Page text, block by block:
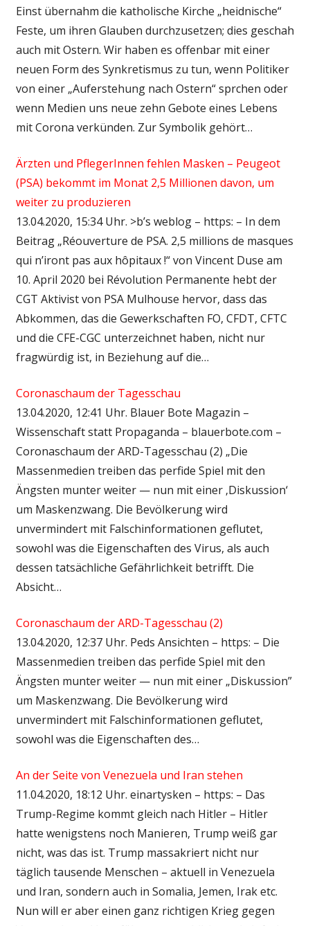
Einst übernahm die katholische Kirche „heidnische“
Feste, um ihren Glauben durchzusetzen; dies geschah
auch mit Ostern. Wir haben es offenbar mit einer
neuen Form des Synkretismus zu tun, wenn Politiker
von einer „Auferstehung nach Ostern“ sprchen oder
wenn Medien uns neue zehn Gebote eines Lebens
mit Corona verkünden. Zur Symbolik gehört…
Ärzten und PflegerInnen fehlen Masken – Peugeot
(PSA) bekommt im Monat 2,5 Millionen davon, um
weiter zu produzieren
13.04.2020, 15:34 Uhr. >b’s weblog – https: – In dem
Beitrag „Réouverture de PSA. 2,5 millions de masques
qui n’iront pas aux hôpitaux !“ von Vincent Duse am
10. April 2020 bei Révolution Permanente hebt der
CGT Aktivist von PSA Mulhouse hervor, dass das
Abkommen, das die Gewerkschaften FO, CFDT, CFTC
und die CFE-CGC unterzeichnet haben, nicht nur
fragwürdig ist, in Beziehung auf die…
Coronaschaum der Tagesschau
13.04.2020, 12:41 Uhr. Blauer Bote Magazin –
Wissenschaft statt Propaganda – blauerbote.com –
Coronaschaum der ARD-Tagesschau (2) „Die
Massenmedien treiben das perfide Spiel mit den
Ängsten munter weiter — nun mit einer ‚Diskussion‘
um Maskenzwang. Die Bevölkerung wird
unvermindert mit Falschinformationen geflutet,
sowohl was die Eigenschaften des Virus, als auch
dessen tatsächliche Gefährlichkeit betrifft. Die
Absicht…
Coronaschaum der ARD-Tagesschau (2)
13.04.2020, 12:37 Uhr. Peds Ansichten – https: – Die
Massenmedien treiben das perfide Spiel mit den
Ängsten munter weiter — nun mit einer „Diskussion”
um Maskenzwang. Die Bevölkerung wird
unvermindert mit Falschinformationen geflutet,
sowohl was die Eigenschaften des…
An der Seite von Venezuela und Iran stehen
11.04.2020, 18:12 Uhr. einartysken – https: – Das
Trump-Regime kommt gleich nach Hitler – Hitler
hatte wenigstens noch Manieren, Trump weiß gar
nicht, was das ist. Trump massakriert nicht nur
täglich tausende Menschen – aktuell in Venezuela
und Iran, sondern auch in Somalia, Jemen, Irak etc.
Nun will er aber einen ganz richtigen Krieg gegen